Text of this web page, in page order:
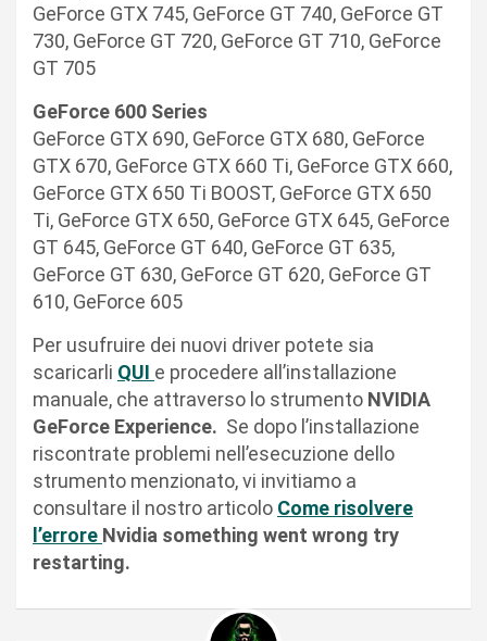
GeForce GTX 745, GeForce GT 740, GeForce GT
730, GeForce GT 720, GeForce GT 710, GeForce
GT 705
GeForce 600 Series
GeForce GTX 690, GeForce GTX 680, GeForce
GTX 670, GeForce GTX 660 Ti, GeForce GTX 660,
GeForce GTX 650 Ti BOOST, GeForce GTX 650
Ti, GeForce GTX 650, GeForce GTX 645, GeForce
GT 645, GeForce GT 640, GeForce GT 635,
GeForce GT 630, GeForce GT 620, GeForce GT
610, GeForce 605
Per usufruire dei nuovi driver potete sia
scaricarli QUI e procedere all’installazione
manuale, che attraverso lo strumento NVIDIA
GeForce Experience. Se dopo l’installazione
riscontrate problemi nell’esecuzione dello
strumento menzionato, vi invitiamo a
consultare il nostro articolo Come risolvere
l’errore Nvidia something went wrong try
restarting.